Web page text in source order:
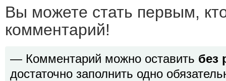
Вы можете стать первым,
комментарий!
— Комментарий можно оставить без
достаточно заполнить одно